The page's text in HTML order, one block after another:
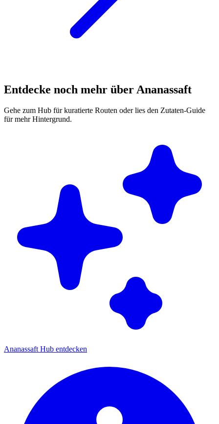
Entdecke noch mehr über Ananassaft
Gehe zum Hub für kuratierte Routen oder lies den Zutaten-Guide
für mehr Hintergrund.
Ananassaft Hub entdecken